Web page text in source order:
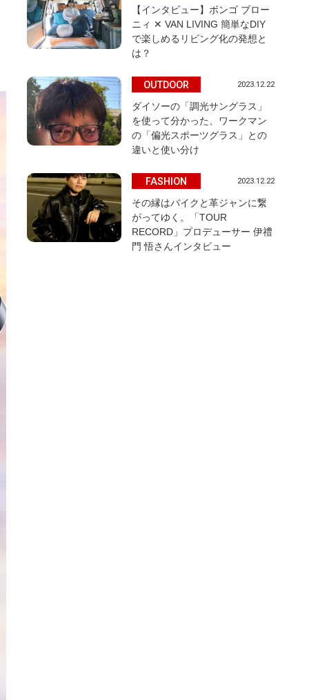
【インタビュー】ボンゴ ブロー
ニィ ✕ VAN LIVING 簡単なDIY
で楽しめるリビング化の発想と
は？
OUTDOOR 2023.12.22
ダイソーの「調光サングラス」
を使って分かった、ワークマン
の「偏光スポーツグラス」との
違いと使い分け
FASHION 2023.12.22
その縁はバイクと革ジャンに繋
がってゆく。「TOUR
RECORD」プロデューサー 伊禮
門 悟さんインタビュー